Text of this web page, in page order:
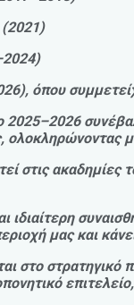
(2021)
όπου
2025–2026
στις
ιδιαίτερη
μας και
στο